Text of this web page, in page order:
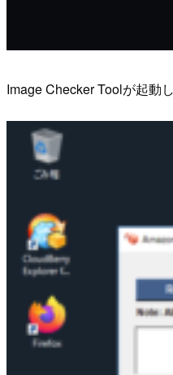
Image Checker Toolが起動